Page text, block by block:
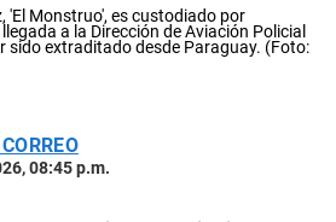
'El Monstruo', es custodiado por
a la Dirección de Aviación Policial
sido extraditado desde Paraguay. (Foto:
08:45 p.m.